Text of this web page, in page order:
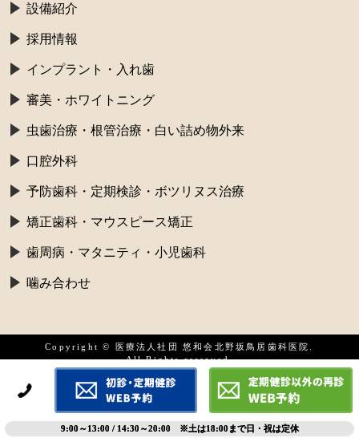
9:00～13:00 / 14:30～20:00 ※土は18:00まで日・祝は定休
設備紹介
採用情報
インプラント・入れ歯
審美・ホワイトニング
虫歯治療・根管治療・白い詰め物外来
口腔外科
予防歯科・定期検診・ボツリヌス治療
矯正歯科・マウスピース矯正
歯周病・マタニティ・小児歯科
噛み合わせ
Copyright © 医療法人社団 悠和会北野坂鳥居歯科医院.
All Rights reserved.